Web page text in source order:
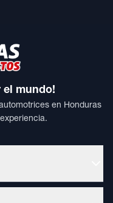
el mundo!
en Honduras